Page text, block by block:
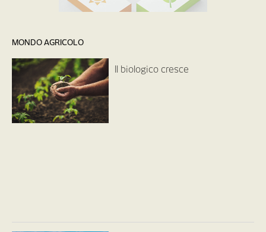
MONDO AGRICOLO
Il biologico cresce